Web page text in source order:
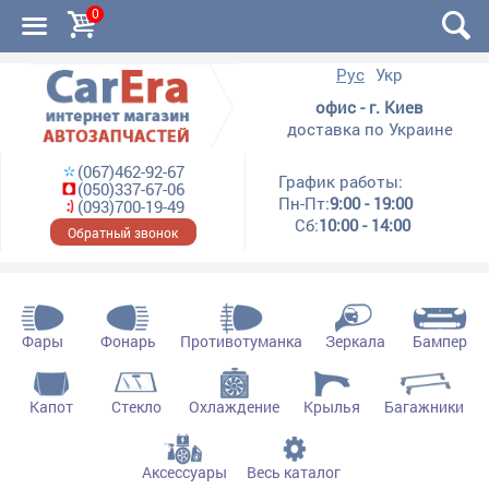
0
Рус Укр
офис - г. Киев
доставка по Украине
(067)462-92-67
(050)337-67-06
(093)700-19-49
Обратный звонок
График работы:
Пн-Пт:9:00 - 19:00
Сб:10:00 - 14:00
Фары Фонарь Противотуманка Зеркала Бампер
Капот Стекло Охлаждение Крылья Багажники
Аксессуары Весь каталог